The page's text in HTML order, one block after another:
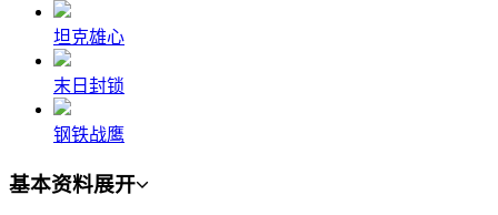
坦克雄心
末日封锁
钢铁战鹰
基本资料展开